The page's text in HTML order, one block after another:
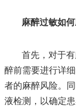
麻醉过敏如何
首先，对于
醉前需要进行详
者的麻醉风险。
液检测，以确定